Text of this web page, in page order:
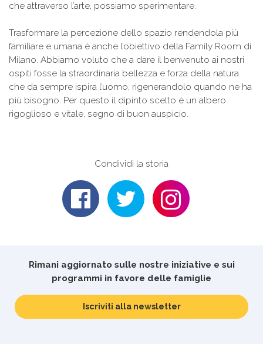
che attraverso l’arte, possiamo sperimentare.
Trasformare la percezione dello spazio rendendola più
familiare e umana è anche l’obiettivo della Family Room di
Milano. Abbiamo voluto che a dare il benvenuto ai nostri
ospiti fosse la straordinaria bellezza e forza della natura
che da sempre ispira l’uomo, rigenerandolo quando ne ha
più bisogno. Per questo il dipinto scelto è un albero
rigoglioso e vitale, segno di buon auspicio.
Condividi la storia
Rimani aggiornato sulle nostre iniziative e sui
programmi in favore delle famiglie
la
tua
Iscriviti alla newsletter